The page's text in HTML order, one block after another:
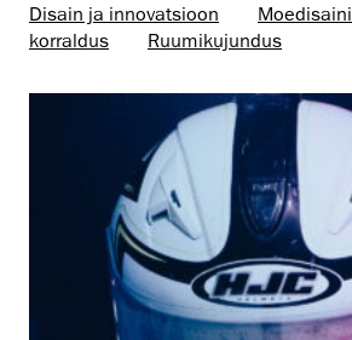
Disain ja innovatsioon
Moedisaini
korraldus
Ruumikujundus